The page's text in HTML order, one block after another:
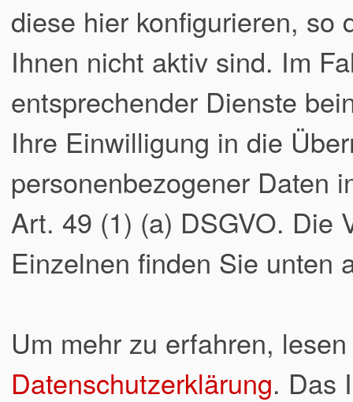
diese hier konfigurieren, so
Ihnen nicht aktiv sind. Im
entsprechender Dienste
Ihre Einwilligung in die
personenbezogener Daten
Art. 49 (1) (a) DSGVO. Die
Einzelnen finden Sie unten
Um mehr zu erfahren,
Datenschutzerklärung. Das